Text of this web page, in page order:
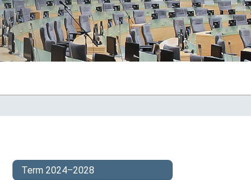
Term 2024–2028